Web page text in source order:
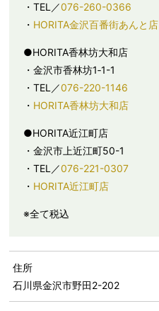
・TEL／076-260-0366
・ HORITA金沢百番街あんと店
●HORITA香林坊大和店
・金沢市香林坊1‐1-1
・TEL／076-220-1146
・ HORITA香林坊大和店
●HORITA近江町店
・金沢市上近江町50-1
・TEL／076-221-0307
・ HORITA近江町店
※全て税込
住所
石川県金沢市野田2-202